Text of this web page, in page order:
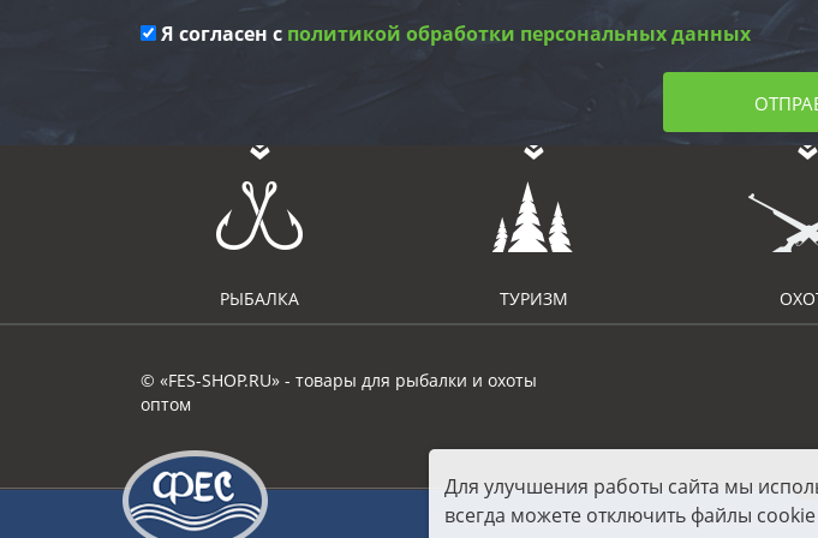
Я согласен с политикой обработки персональных данных
РЫБАЛКА ТУРИЗМ
© «FES-SHOP.RU» - товары для рыбалки и охоты
оптом
Для улучшения работы сайта мы
всегда можете отключить файлы